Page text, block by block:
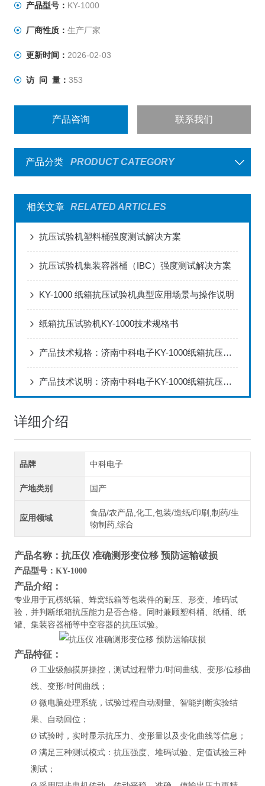
产品型号： KY-1000
厂商性质： 生产厂家
更新时间： 2026-02-03
访 问 量： 353
产品咨询 联系我们
产品分类 PRODUCT CATEGORY
相关文章 RELATED ARTICLES
抗压试验机塑料桶强度测试解决方案
抗压试验机集装容器桶（IBC）强度测试解决方案
KY-1000 纸箱抗压试验机典型应用场景与操作说明
纸箱抗压试验机KY-1000技术规格书
产品技术规格：济南中科电子KY-1000纸箱抗压试验机
产品技术说明：济南中科电子KY-1000纸箱抗压试验机
详细介绍
品牌 中科电子
产地类别 国产
应用领域
食品/农产品,化工,包装/造纸/印刷,制药/生
物制药,综合
产品名称： 抗压仪 准确测形变位移 预防运输破损
产品型号： KY-1000
产品介绍：
专业用于瓦楞纸箱、蜂窝纸箱等包装件的耐压、形变、堆码试
验，并判断纸箱抗压能力是否合格。同时兼顾塑料桶、纸桶、纸
罐、集装容器桶等中空容器的抗压试验。
产品特征：
Ø 工业级触摸屏操控，测试过程带力/时间曲线、变形/位移曲
线、变形/时间曲线；
Ø 微电脑处理系统，试验过程自动测量、智能判断实验结
果、自动回位；
Ø 试验时，实时显示抗压力、变形量以及变化曲线等信息；
Ø 满足三种测试模式：抗压强度、堆码试验、定值试验三种
测试；